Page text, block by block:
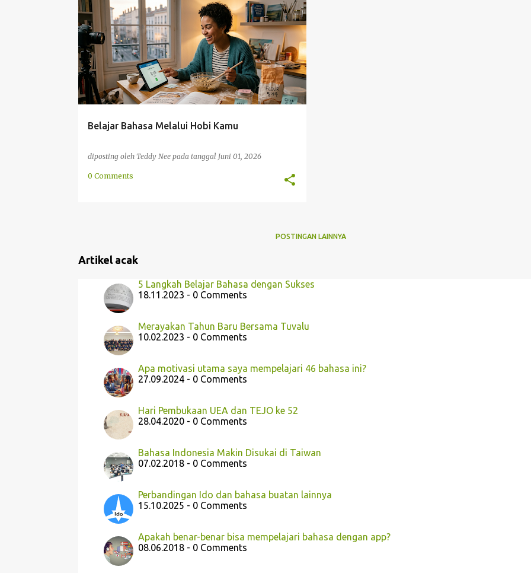
n
g
a
n
Belajar Bahasa Melalui Hobi Kamu
diposting oleh Teddy Nee pada tanggal Juni 01, 2026
BERBICARA GAMBAR HAFALAN INTERNET +
KOSAKATA
0 Comments
POSTINGAN LAINNYA
Artikel acak
5 Langkah Belajar Bahasa dengan Sukses
18.11.2023 - 0 Comments
Merayakan Tahun Baru Bersama Tuvalu
10.02.2023 - 0 Comments
Apa motivasi utama saya mempelajari 46 bahasa ini?
27.09.2024 - 0 Comments
Hari Pembukaan UEA dan TEJO ke 52
28.04.2020 - 0 Comments
Bahasa Indonesia Makin Disukai di Taiwan
07.02.2018 - 0 Comments
Perbandingan Ido dan bahasa buatan lainnya
15.10.2025 - 0 Comments
Apakah benar-benar bisa mempelajari bahasa dengan app?
08.06.2018 - 0 Comments